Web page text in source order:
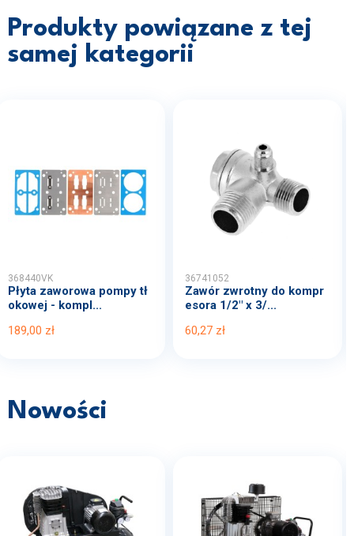
Produkty powiązane z tej
samej kategorii
368440VK
Płyta zaworowa pompy tł
okowej - kompl...
189,00 zł
36741052
Zawór zwrotny do kompr
esora 1/2" x 3/...
60,27 zł
Nowości